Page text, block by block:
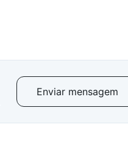
Enviar mensagem